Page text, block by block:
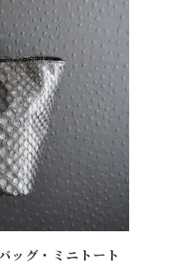
ッグ・ミニトート